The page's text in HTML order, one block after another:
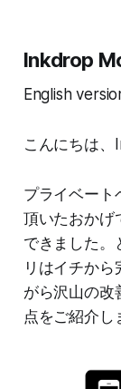
Inkdrop
English
こんにちは、
プライベート
頂いたおかげ
できました。
リはイチか
がら沢山の改
点をご紹介し